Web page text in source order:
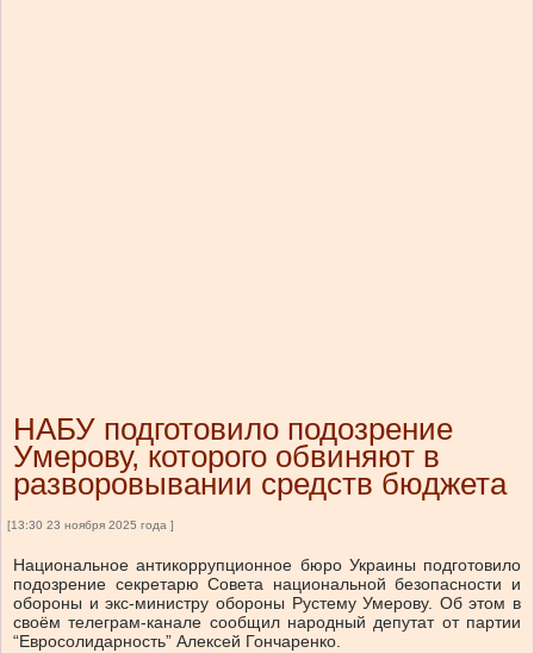
НАБУ подготовило подозрение
Умерову, которого обвиняют в
разворовывании средств бюджета
[13:30 23 ноября 2025 года ]
Национальное антикоррупционное бюро Украины подготовило
подозрение секретарю Совета национальной безопасности и
обороны и экс-министру обороны Рустему Умерову. Об этом в
своём телеграм-канале сообщил народный депутат от партии
“Евросолидарность” Алексей Гончаренко.